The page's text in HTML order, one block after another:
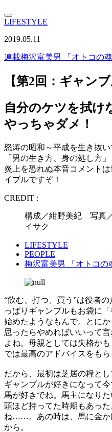
LIFESTYLE
2019.05.11
連載梅沢富美男 「オトコの魂
【第2回：ギャンブ
自分のケツを拭け
やっちゃダメ！
怒涛の昭和～平成を生き抜
「男の生き方、身の処し方
炎上を恐れぬ本音コメント
イブルですぞ！
CREDIT :
構成／紺野美紀 写真
イサク
LIFESTYLE
PEOPLE
梅沢富美男 「オトコの
“飲む、打つ、買う”は役者
っぱりギャンブルもお袋に
始めたようなもんで。とに
思ったらやめればいいって
よね。母親としては失格か
では最高のアドバイスをもら
だから、最初は芝居の糧と
ギャンブルが好きになって
馬が好きでね。馬主になり
頭ほど持ってた時期もあっ
ね……。あの時は、馬に金か
から。